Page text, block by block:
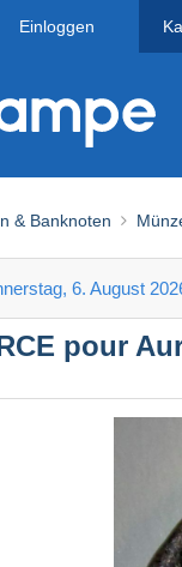
Einloggen
& Banknoten
6. August
pour